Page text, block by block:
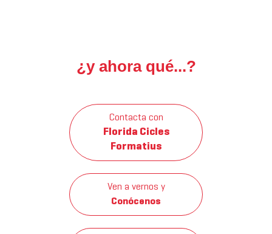
¿y ahora qué...?
Contacta con
Florida Cicles
Formatius
Ven a vernos y
Conócenos